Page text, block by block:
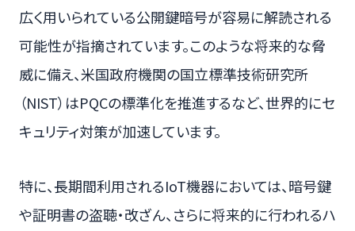
広く用いられている公開鍵暗号が容易に解読される
可能性が指摘されています。このような将来的な脅
威に備え、米国政府機関の国立標準技術研究所
（NIST）はPQCの標準化を推進するなど、世界的にセ
キュリティ対策が加速しています。
特に、長期間利用されるIoT機器においては、暗号鍵
や証明書の盗聴・改ざん、さらに将来的に行われるハ